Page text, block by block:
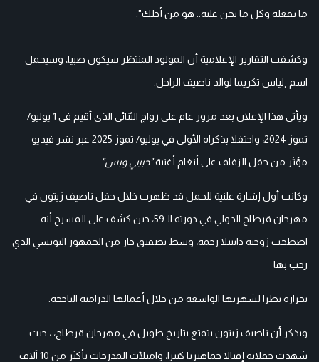
ما نفعله وكل ما نحن عليه.. هو من أجلك".
وكشفت التقارير الإعلامية أن المولود المنتظر سيكون صبيا، وسيحمل
اسم إلياس تكريما لوالد ناصيف الراحل.
ويأتي هذا الإعلان بعد مرور عام على زواج الثنائي الذي أقيم في 1 يوليو/
تموز 2024، واحتفلا بذكراه الأولى في يوليو/ تموز 2025 عبر نشر فيديو
مؤثر من حفل الزفاف على أنغام أغنية"حبيبي وبس"
وكانت أول إشارة علنية للحمل قد ظهرت خلال حفل ناصيف زيتون في
مهرجان قرطاج الدولي في دورته الـ59، حين كشف على المسرح أنه
اصطحب زوجته دانييلا رحمة، وسط تصفيق حار من الجمهور التونسي الذي
رحب بها
بحرارة نظرا لشهرتها الواسعة من خلال أعمالها الدرامية الناجحة.
ويذكر أن ناصيف زيتون يتمتع بتاريخ طويل في مهرجان قرطاج، ، حيث
شهدت حفلاته إقبالا جماهيريا كبيرا، وامتلأت المدرجات بأكثر من 10 آلاف